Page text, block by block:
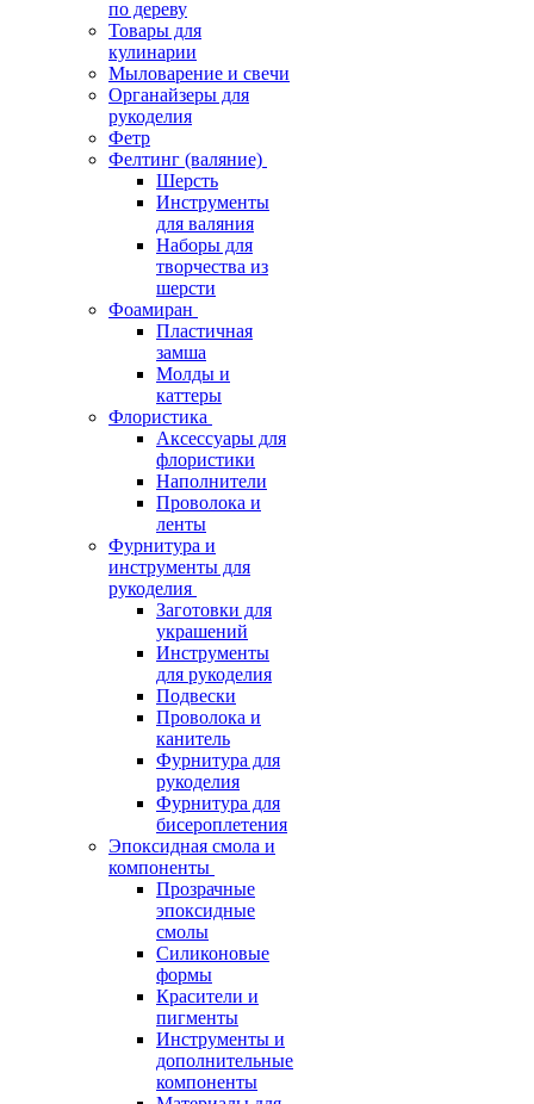
по дереву
Товары для
кулинарии
Мыловарение и свечи
Органайзеры для
рукоделия
Фетр
Фелтинг (валяние)
Шерсть
Инструменты
для валяния
Наборы для
творчества из
шерсти
Фоамиран
Пластичная
замша
Молды и
каттеры
Флористика
Аксессуары для
флористики
Наполнители
Проволока и
ленты
Фурнитура и
инструменты для
рукоделия
Заготовки для
украшений
Инструменты
для рукоделия
Подвески
Проволока и
канитель
Фурнитура для
рукоделия
Фурнитура для
бисероплетения
Эпоксидная смола и
компоненты
Прозрачные
эпоксидные
смолы
Силиконовые
формы
Красители и
пигменты
Инструменты и
дополнительные
компоненты